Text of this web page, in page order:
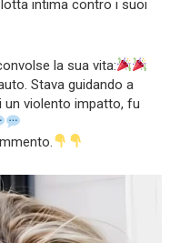
intima contro i suoi
la sua vita:
Stava guidando a
un violento impatto, fu